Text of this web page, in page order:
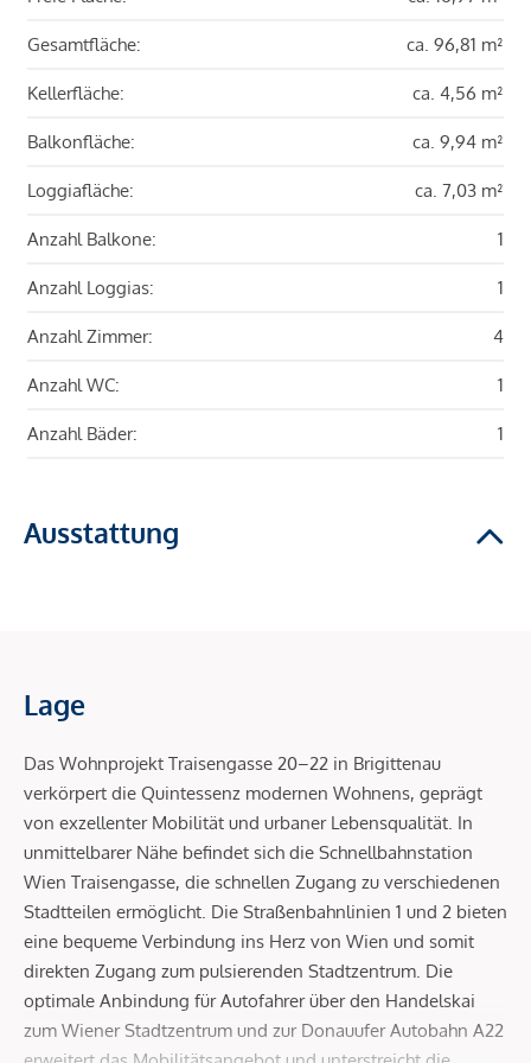
Gesamtfläche: ca. 96,81 m²
Kellerfläche: ca. 4,56 m²
Balkonfläche: ca. 9,94 m²
Loggiafläche: ca. 7,03 m²
Anzahl Balkone: 1
Anzahl Loggias: 1
Anzahl Zimmer: 4
Anzahl WC: 1
Anzahl Bäder: 1
Ausstattung
Lage
Das Wohnprojekt Traisengasse 20–22 in Brigittenau
verkörpert die Quintessenz modernen Wohnens, geprägt
von exzellenter Mobilität und urbaner Lebensqualität. In
unmittelbarer Nähe befindet sich die Schnellbahnstation
Wien Traisengasse, die schnellen Zugang zu verschiedenen
Stadtteilen ermöglicht. Die Straßenbahnlinien 1 und 2 bieten
eine bequeme Verbindung ins Herz von Wien und somit
direkten Zugang zum pulsierenden Stadtzentrum. Die
optimale Anbindung für Autofahrer über den Handelskai
zum Wiener Stadtzentrum und zur Donauufer Autobahn A22